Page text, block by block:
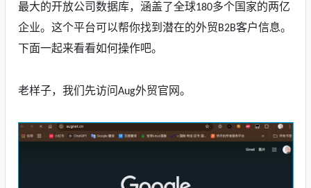
最大的开放公司数据库， 涵盖了全球180多个国家的两亿
企业。 这个平台可以帮你找到潜在的外贸B2B客户信息。
下面一起来看看如何操作吧。
老样子，我们先访问Aug外贸官网。